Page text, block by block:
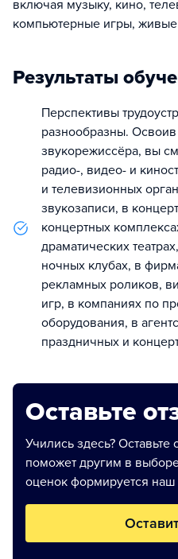
включая музыку, кино,
компьютерные игры,
Результаты
Перспективы
разнообразны.
звукорежиссёра, вы
радио-, видео- и
и телевизионных
звукозаписи, в
концертных
драматических
ночных клубах, в
рекламных роликов,
игр, в компаниях по
оборудования, в
праздничных и
Оставьте
Учились здесь?
поможет другим в
оценок формируется наш